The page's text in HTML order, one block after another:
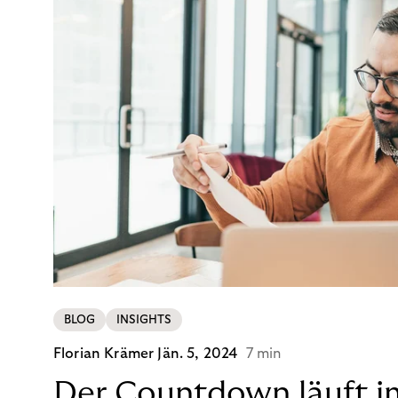
BLOG INSIGHTS
Florian Krämer Jän. 5, 2024 7 min